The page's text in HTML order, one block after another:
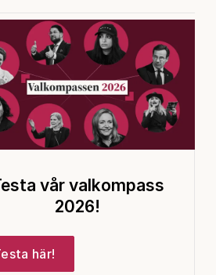
vår valkompass
2026!
här!